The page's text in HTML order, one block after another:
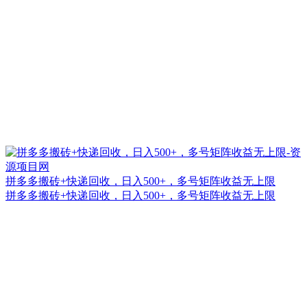
拼多多搬砖+快递回收，日入500+，多号矩阵收益无上限
拼多多搬砖+快递回收，日入500+，多号矩阵收益无上限